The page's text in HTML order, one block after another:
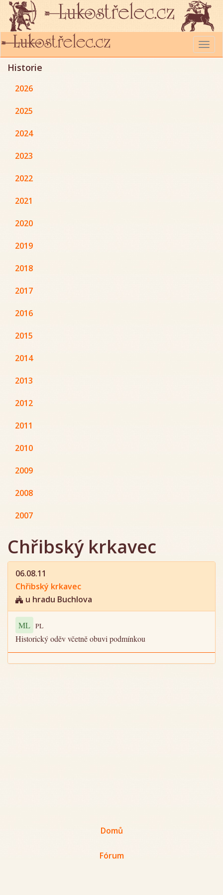
Historie
2026
2025
2024
2023
2022
2021
2020
2019
2018
2017
2016
2015
2014
2013
2012
2011
2010
2009
2008
2007
Chřibský krkavec
06.08.11
Chřibský krkavec
u hradu Buchlova
ML PL
Historický oděv včetně obuvi podmínkou
Domů
Fórum